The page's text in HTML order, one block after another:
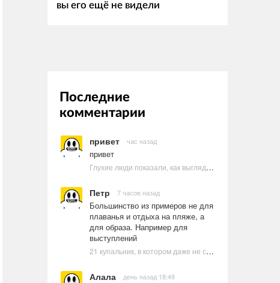
вы его ещё не видели
Последние
комментарии
привет час назад
привет
Глухие люди показали, как выглядят ругательства на языке жестов
Петр 7 часов назад
Большинство из примеров не для
плаванья и отдыха на пляже, а
для образа. Например для
выступлений
21 купальник, в котором даже не стоит пытаться плавать
Алала день назад 18:49